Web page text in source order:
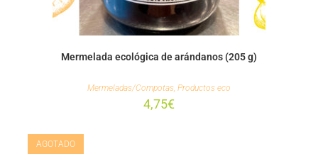
Mermelada ecológica de arándanos (205 g)
Mermeladas/Compotas, Productos eco
4,75€
AGOTADO